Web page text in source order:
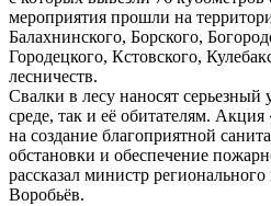
мероприятия прошли на
Балахнинского, Борского,
Городецкого, Кстовского,
лесничеств.
Свалки в лесу наносят
среде, так и её обитателям.
на создание благоприятной
обстановки и обеспечение
рассказал министр
Воробьёв.